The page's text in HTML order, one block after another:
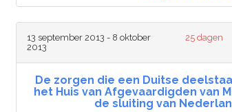
13 september 2013 - 8 oktober
2013
25 dagen
De zorgen die een Duitse
het Huis van Afgevaardigden van
de sluiting van